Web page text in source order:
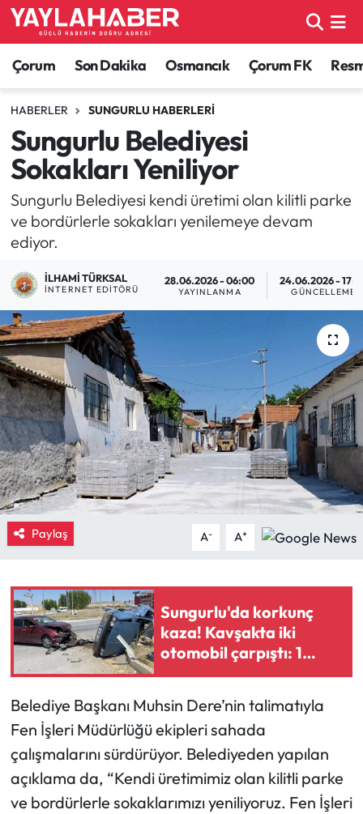
Çorum Son Dakika Osmancık Çorum FK
HABERLER SUNGURLU HABERLERI
Sungurlu Belediyesi
Sokakları Yeniliyor
Sungurlu Belediyesi kendi üretimi olan kilitli parke
ve bordürlerle sokakları yenilemeye devam
ediyor.
İLHAMI TÜRKSAL
İNTERNET EDITÖRÜ
28.06.2026 - 06:00
YAYINLANMA
24.06.2026 -
GÜNCELLEME
Paylaş A- A+
Sungurlu'da korkunç
kaza! Kavşakta iki
otomobil çarpıştı: 1
yaralı
Belediye Başkanı Muhsin Dere’nin talimatıyla
Fen İşleri Müdürlüğü ekipleri sahada
çalışmalarını sürdürüyor. Belediyeden yapılan
açıklama da, “Kendi üretimimiz olan kilitli parke
ve bordürlerle sokaklarımızı yeniliyoruz. Fen İşleri
Alaca Haberleri
Bayat Haberleri
Bilgi - Keşfet Haberleri
Bilim ve Teknoloji
Boğazkale Haberleri
Çorum Son Dakika Haberleri
Dodurga Haberleri
Eğitim
Ekonomi
Güncel
İskilip Haberleri
Kimdir?
Kültür Sanat
Laçin Haberleri
Magazin
Mecitözü Haberleri
Oğuzlar Haberleri
Çorum Nöbetçi Eczaneler
Çorum Hava Durumu
Çorum Namaz Vakitleri
Çorum Trafik Yoğunluk Haritası
TFF 1.Lig Puan Durumu ve Fikstür
Son Dakika Haberleri
Haber Arşivi